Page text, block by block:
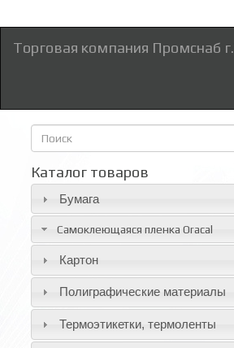
Торговая компания Промснаб
Форма
поиска
Каталог товаров
Бумага
Самоклеющаяся пленка Oracal
Картон
Полиграфические материалы
Термоэтикетки, термоленты